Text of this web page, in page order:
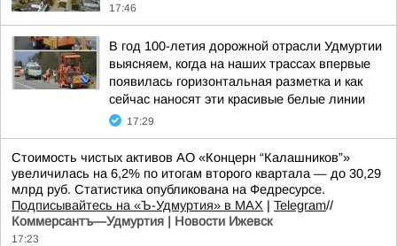
17:46
В год 100-летия дорожной отрасли Удмуртии
выясняем, когда на наших трассах впервые
появилась горизонтальная разметка и как
сейчас наносят эти красивые белые линии
17:29
Стоимость чистых активов АО «Концерн “Калашников”»
увеличилась на 6,2% по итогам второго квартала — до 30,29
млрд руб. Статистика опубликована на Федресурсе.
Подписывайтесь на «Ъ-Удмуртия» в MAX | Telegram//
Коммерсантъ—Удмуртия | Новости Ижевск
17:23